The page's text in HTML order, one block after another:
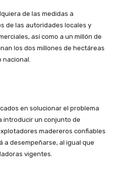
de las medidas a
de las autoridades locales y
así como a un millón de
los dos millones de hectáreas
nacional.
en solucionar el problema
introducir un conjunto de
madereros confiables
a desempeñarse, al igual que
vigentes.